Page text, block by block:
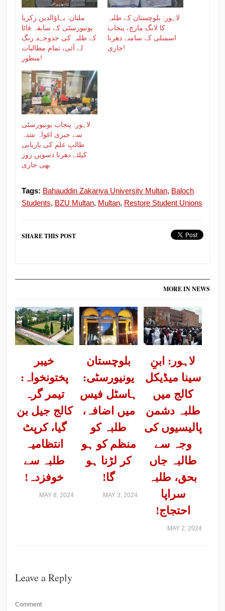
ملتان: بہاؤالدین زکریا
یونیورسٹی کے سابقہ فاٹا
کے طلبہ کی جدوجہد رنگ
لے آئی، تمام مطالبات
منظور!
لاہور: بلوچستان کے طلبہ
کا لانگ مارچ، پنجاب
اسمبلی کے سامنے دھرنا
جاری!
لاہور: پنجاب یونیورسٹی
سے جبری اغواہ شدہ
طالبِ علم کی بازیابی
کیلئے دھرنا دسویں روز
بھی جاری
Tags: Bahauddin Zakariya University Multan, Baloch
Students, BZU Multan, Multan, Restore Student Unions
SHARE THIS POST
MORE IN NEWS
خیبر
پختونخواہ:
تیمر گرہ
کالج جیل بن
گیا، کرپٹ
انتظامیہ
طلبہ سے
خوفزدہ!
MAY 8, 2024
بلوچستان
یونیورسٹی:
ہاسٹل فیس
میں اضافہ،
طلبہ کو
منظم کو ہو
کر لڑنا ہو
گا!
MAY 3, 2024
لاہور: ابنِ
سینا میڈیکل
کالج میں
طلبہ دشمن
پالیسیوں کی
وجہ سے
طالبہ جاں
بحق، طلبہ
سراپا
احتجاج!
MAY 2, 2024
Leave a Reply
Comment